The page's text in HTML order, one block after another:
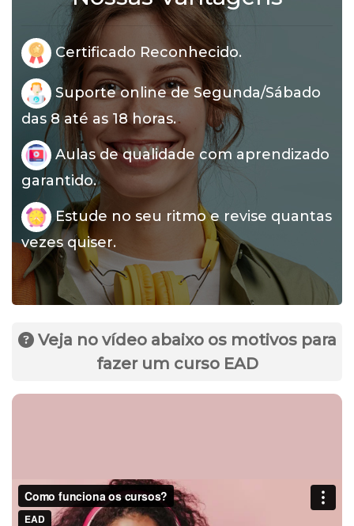
Certificado Reconhecido.
Suporte online de Segunda/Sábado
das 8 até as 18 horas.
Aulas de qualidade com aprendizado
garantido.
Estude no seu ritmo e revise quantas
vezes quiser.
Veja no vídeo abaixo os motivos para
fazer um curso EAD